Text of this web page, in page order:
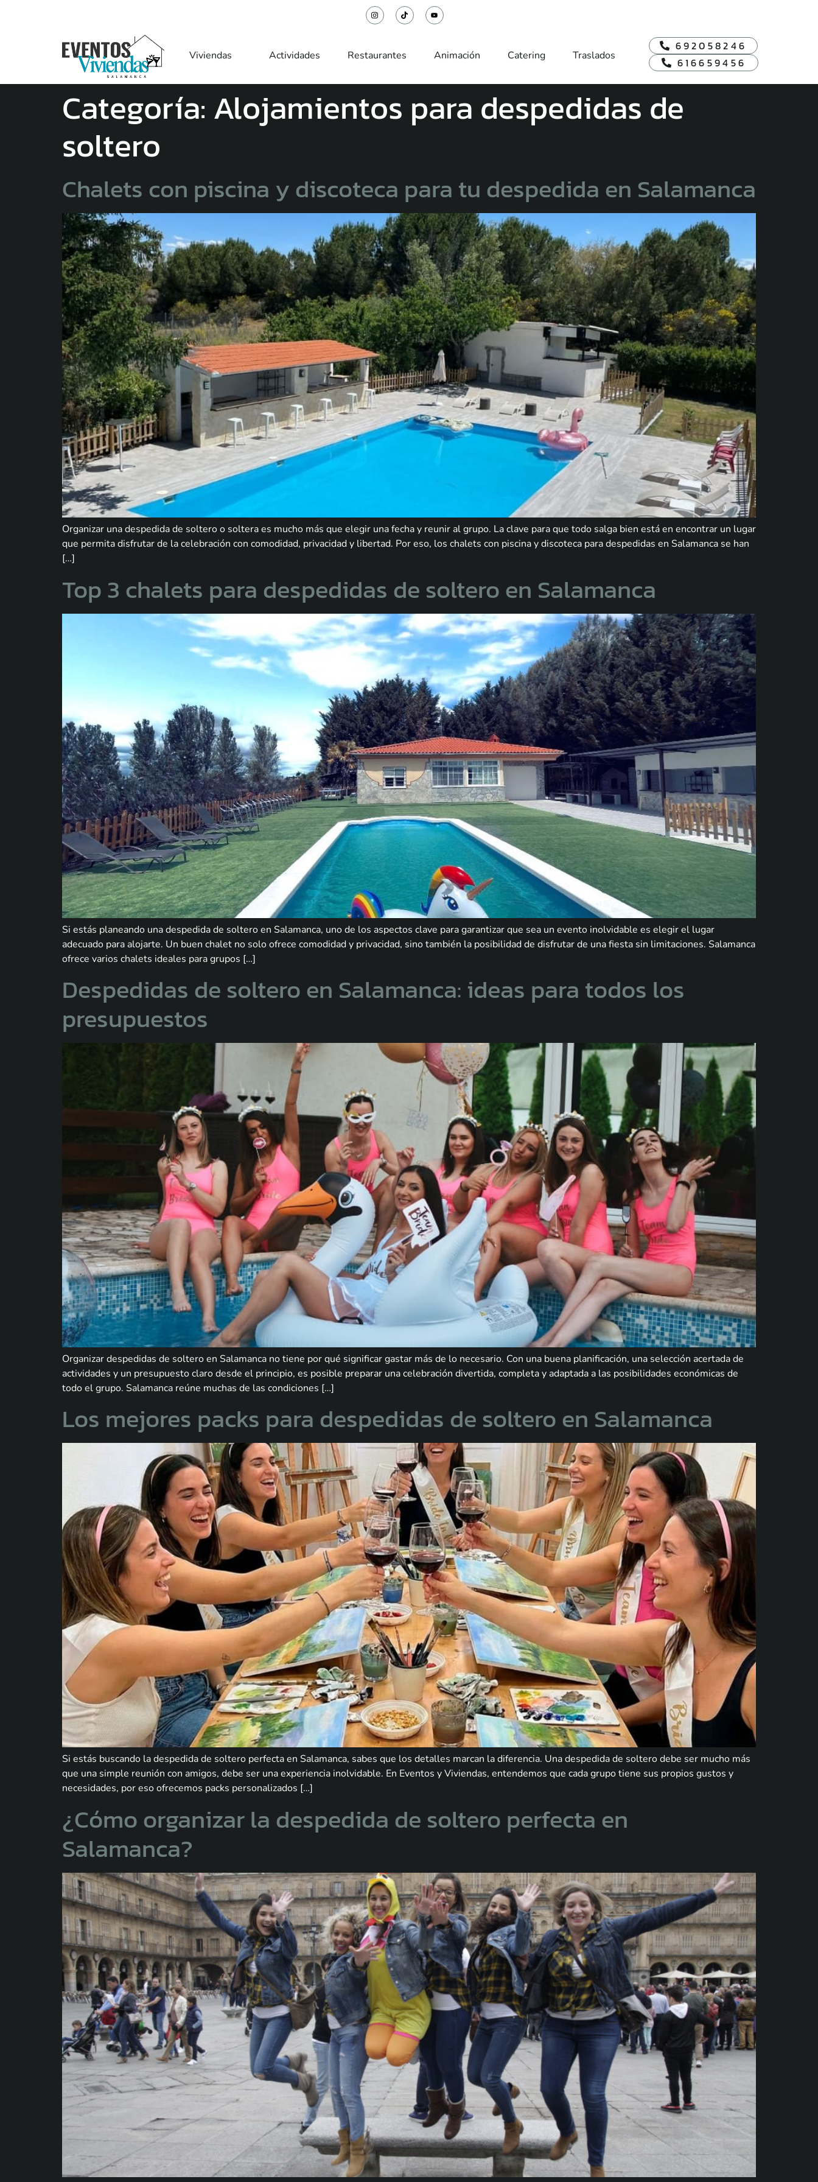
Viviendas Actividades Restaurantes Animación Catering Traslados
692058246
616659456
Categoría: Alojamientos para despedidas de
soltero
Chalets con piscina y discoteca para tu despedida en Salamanca
Organizar una despedida de soltero o soltera es mucho más que elegir una fecha y reunir al grupo. La clave para que todo salga bien está en encontrar un lugar
que permita disfrutar de la celebración con comodidad, privacidad y libertad. Por eso, los chalets con piscina y discoteca para despedidas en Salamanca se han
[…]
Top 3 chalets para despedidas de soltero en Salamanca
Si estás planeando una despedida de soltero en Salamanca, uno de los aspectos clave para garantizar que sea un evento inolvidable es elegir el lugar
adecuado para alojarte. Un buen chalet no solo ofrece comodidad y privacidad, sino también la posibilidad de disfrutar de una fiesta sin limitaciones. Salamanca
ofrece varios chalets ideales para grupos […]
Despedidas de soltero en Salamanca: ideas para todos los
presupuestos
Organizar despedidas de soltero en Salamanca no tiene por qué significar gastar más de lo necesario. Con una buena planificación, una selección acertada de
actividades y un presupuesto claro desde el principio, es posible preparar una celebración divertida, completa y adaptada a las posibilidades económicas de
todo el grupo. Salamanca reúne muchas de las condiciones […]
Los mejores packs para despedidas de soltero en Salamanca
Si estás buscando la despedida de soltero perfecta en Salamanca, sabes que los detalles marcan la diferencia. Una despedida de soltero debe ser mucho más
que una simple reunión con amigos, debe ser una experiencia inolvidable. En Eventos y Viviendas, entendemos que cada grupo tiene sus propios gustos y
necesidades, por eso ofrecemos packs personalizados […]
¿Cómo organizar la despedida de soltero perfecta en
Salamanca?